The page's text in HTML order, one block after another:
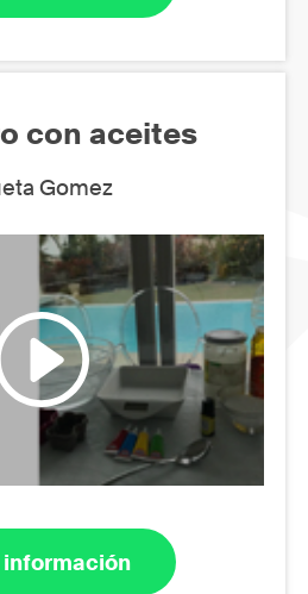
con aceites
Gomez
información